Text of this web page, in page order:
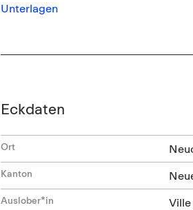
Unterlagen
Eckdaten
Ort
Kanton
Auslober*in